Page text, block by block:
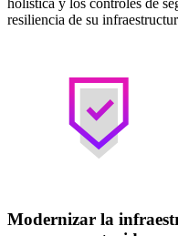
holística y los controles de
resiliencia de su
Modernizar la